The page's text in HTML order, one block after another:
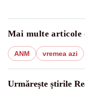
Mai multe articole
ANM vremea azi
Urmărește știrile